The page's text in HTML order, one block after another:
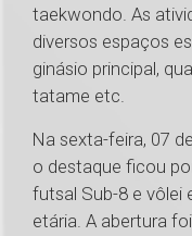
taekwondo. As
diversos espaços
ginásio principal,
tatame etc.
Na sexta-feira, 07
o destaque ficou
futsal Sub-8 e vôlei
etária. A abertura